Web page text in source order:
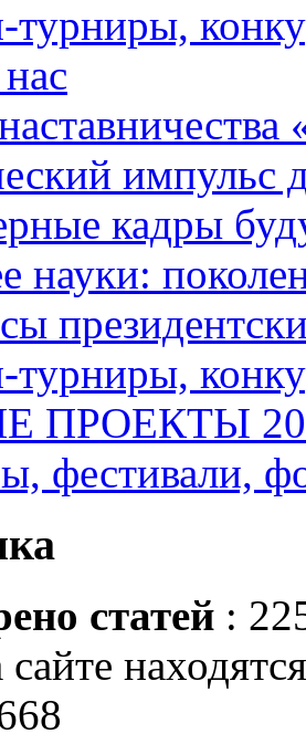
импульс
кадры
науки:
ПРОЕКТЫ
фестивали,
статей :